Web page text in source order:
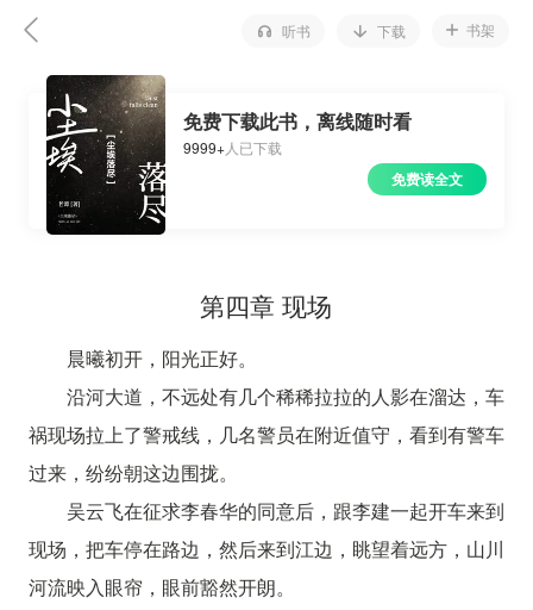
听书 下载 书架
免费下载此书，离线随时看
9999+人已下载
免费读全文
第四章 现场
晨曦初开，阳光正好。
沿河大道，不远处有几个稀稀拉拉的人影在溜达，车
祸现场拉上了警戒线，几名警员在附近值守，看到有警车
过来，纷纷朝这边围拢。
吴云飞在征求李春华的同意后，跟李建一起开车来到
现场，把车停在路边，然后来到江边，眺望着远方，山川
河流映入眼帘，眼前豁然开朗。